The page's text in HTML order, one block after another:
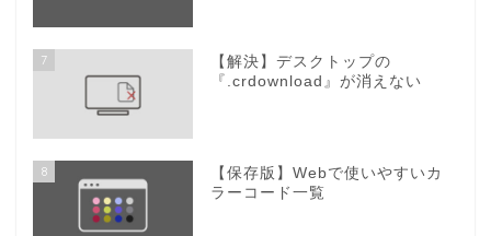
7
【解決】デスクトップの
『.crdownload』が消えない
8
【保存版】Webで使いやすいカ
ラーコード一覧